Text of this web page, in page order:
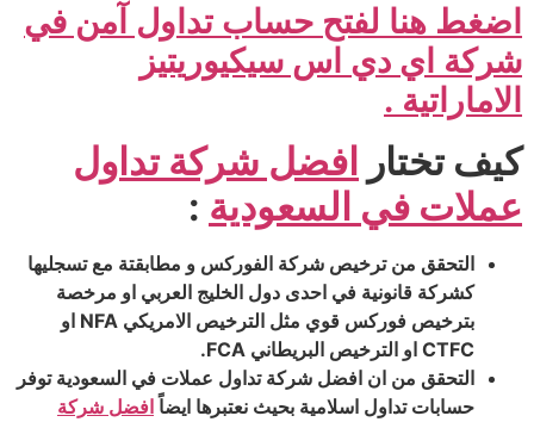
اضغط هنا لفتح حساب تداول آمن في
شركة اي دي اس سيكيوريتيز
الاماراتية .
كيف تختار
افضل شركة تداول
عملات في السعودية :
التحقق من ترخيص شركة الفوركس و مطابقتة مع تسجليها
كشركة قانونية في احدى دول الخليج العربي او مرخصة
بترخيص فوركس قوي مثل الترخيص الامريكي NFA او
CTFC او الترخيص البريطاني FCA.
التحقق من ان افضل شركة تداول عملات في السعودية توفر
حسابات تداول اسلامية بحيث نعتبرها ايضاً افضل شركة